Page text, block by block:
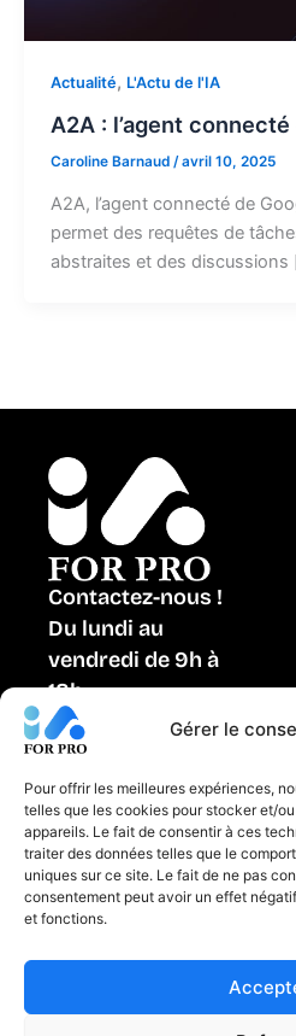
Gérer le
Pour offrir les meilleures expériences,
telles que les cookies pour stocker et/
appareils. Le fait de consentir à ces
traiter des données telles que le
uniques sur ce site. Le fait de ne pas
consentement peut avoir un effet
et fonctions.
Actualité, L'Actu de l'IA
A2A : l’agent
Caroline Barnaud /avril 10, 2025
A2A, l’agent connecté de
permet des requêtes de
abstraites et des
Contactez-nous !
Du lundi au
vendredi de 9h à
18h
01 48 97 23 66
CONTACT